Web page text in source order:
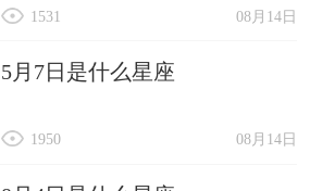
08月14日
1531
5月7日是什么星座
08月14日
1950